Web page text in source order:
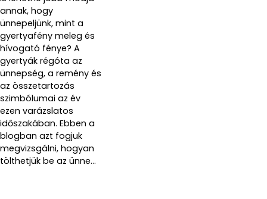
annak, hogy
ünnepeljünk, mint a
gyertyafény meleg és
hívogató fénye? A
gyertyák régóta az
ünnepség, a remény és
az összetartozás
szimbólumai az év
ezen varázslatos
időszakában. Ebben a
blogban azt fogjuk
megvizsgálni, hogyan
tölthetjük be az ünne...